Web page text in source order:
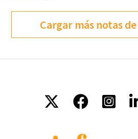
Cargar más notas